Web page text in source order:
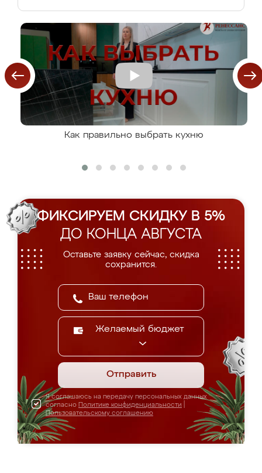
Как правильно выбрать кухню
ФИКСИРУЕМ СКИДКУ В 5%
ДО КОНЦА АВГУСТА
Оставьте заявку сейчас, скидка
сохранится.
Желаемый бюджет
Отправить
Я соглашаюсь на передачу персональных данных
согласно Политике конфиденциальности
Пользовательскому соглашению